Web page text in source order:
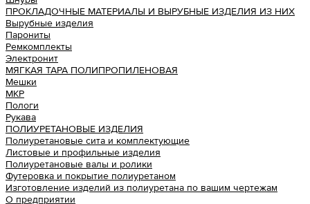
ПРОКЛАДОЧНЫЕ МАТЕРИАЛЫ И ВЫРУБНЫЕ ИЗДЕЛИЯ ИЗ НИХ
Вырубные изделия
Парониты
Ремкомплекты
Электронит
МЯГКАЯ ТАРА ПОЛИПРОПИЛЕНОВАЯ
Мешки
МКР
Пологи
Рукава
ПОЛИУРЕТАНОВЫЕ ИЗДЕЛИЯ
Полиуретановые сита и комплектующие
Листовые и профильные изделия
Полиуретановые валы и ролики
Футеровка и покрытие полиуретаном
Изготовление изделий из полиуретана по вашим чертежам
О предприятии